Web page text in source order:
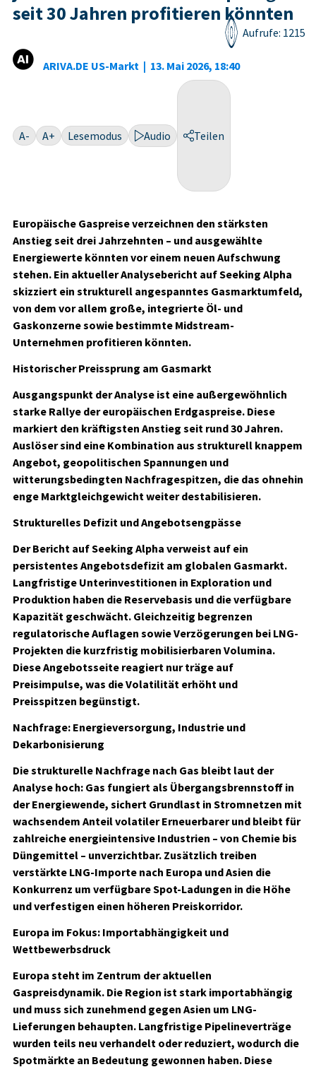
seit 30 Jahren profitieren könnten
ARIVA.DE US-Markt | 13. Mai 2026, 18:40
Aufrufe: 1215
A- A+ Lesemodus Audio Teilen
Europäische Gaspreise verzeichnen den stärksten
Anstieg seit drei Jahrzehnten – und ausgewählte
Energiewerte könnten vor einem neuen Aufschwung
stehen. Ein aktueller Analysebericht auf Seeking Alpha
skizziert ein strukturell angespanntes Gasmarktumfeld,
von dem vor allem große, integrierte Öl- und
Gaskonzerne sowie bestimmte Midstream-
Unternehmen profitieren könnten.
Historischer Preissprung am Gasmarkt
Ausgangspunkt der Analyse ist eine außergewöhnlich
starke Rallye der europäischen Erdgaspreise. Diese
markiert den kräftigsten Anstieg seit rund 30 Jahren.
Auslöser sind eine Kombination aus strukturell knappem
Angebot, geopolitischen Spannungen und
witterungsbedingten Nachfragespitzen, die das ohnehin
enge Marktgleichgewicht weiter destabilisieren.
Strukturelles Defizit und Angebotsengpässe
Der Bericht auf Seeking Alpha verweist auf ein
persistentes Angebotsdefizit am globalen Gasmarkt.
Langfristige Unterinvestitionen in Exploration und
Produktion haben die Reservebasis und die verfügbare
Kapazität geschwächt. Gleichzeitig begrenzen
regulatorische Auflagen sowie Verzögerungen bei LNG-
Projekten die kurzfristig mobilisierbaren Volumina.
Diese Angebotsseite reagiert nur träge auf
Preisimpulse, was die Volatilität erhöht und
Preisspitzen begünstigt.
Nachfrage: Energieversorgung, Industrie und
Dekarbonisierung
Die strukturelle Nachfrage nach Gas bleibt laut der
Analyse hoch: Gas fungiert als Übergangsbrennstoff in
der Energiewende, sichert Grundlast in Stromnetzen mit
wachsendem Anteil volatiler Erneuerbarer und bleibt für
zahlreiche energieintensive Industrien – von Chemie bis
Düngemittel – unverzichtbar. Zusätzlich treiben
verstärkte LNG-Importe nach Europa und Asien die
Konkurrenz um verfügbare Spot-Ladungen in die Höhe
und verfestigen einen höheren Preiskorridor.
Europa im Fokus: Importabhängigkeit und
Wettbewerbsdruck
Europa steht im Zentrum der aktuellen
Gaspreisdynamik. Die Region ist stark importabhängig
und muss sich zunehmend gegen Asien um LNG-
Lieferungen behaupten. Langfristige Pipelineverträge
wurden teils neu verhandelt oder reduziert, wodurch die
Spotmärkte an Bedeutung gewonnen haben. Diese